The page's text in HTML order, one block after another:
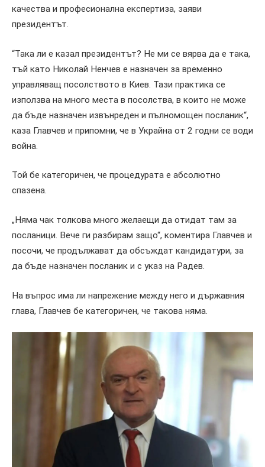
качества и професионална експертиза, заяви
президентът.
“Така ли е казал президентът? Не ми се вярва да е така,
тъй като Николай Ненчев е назначен за временно
управляващ посолството в Киев. Тази практика се
използва на много места в посолства, в които не може
да бъде назначен извънреден и пълномощен посланик“,
каза Главчев и припомни, че в Украйна от 2 годни се води
война.
Той бе категоричен, че процедурата е абсолютно
спазена.
„Няма чак толкова много желаещи да отидат там за
посланици. Вече ги разбирам защо“, коментира Главчев и
посочи, че продължават да обсъждат кандидатури, за
да бъде назначен посланик и с указ на Радев.
На въпрос има ли напрежение между него и държавния
глава, Главчев бе категоричен, че такова няма.